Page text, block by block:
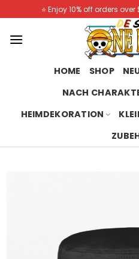
to
content
⭐️ Enjoy 10% off orders
HOME SHOP
NACH
HEIMDEKORATION